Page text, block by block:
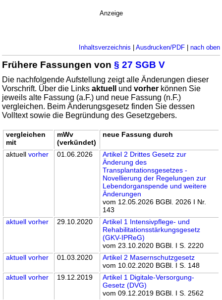
Anzeige
Inhaltsverzeichnis | Ausdrucken/PDF| nach oben
Frühere Fassungen von§ 27 SGB V
Die nachfolgende Aufstellung zeigt alle Änderungen dieser
Vorschrift. Über die Linksaktuell undvorher können Sie
jeweils alte Fassung (a.F.) und neue Fassung (n.F.)
vergleichen. Beim Änderungsgesetz finden Sie dessen
Volltext sowie die Begründung des Gesetzgebers.
vergleichen
mit
mWv
(verkündet)
neue Fassung durch
aktuellvorher 01.06.2026
Artikel 2 Drittes Gesetz zur
Änderung des
Transplantationsgesetzes -
Novellierung der Regelungen zur
Lebendorganspende und weitere
Änderungen
vom 12.05.2026 BGBl. 2026 I Nr.
143
aktuell vorher 29.10.2020
Artikel 1 Intensivpflege- und
Rehabilitationsstärkungsgesetz
(GKV-IPReG)
vom 23.10.2020 BGBl. I S. 2220
aktuell vorher 01.03.2020
Artikel 2 Masernschutzgesetz
vom 10.02.2020 BGBl. I S. 148
aktuell vorher 19.12.2019
Artikel 1 Digitale-Versorgung-
Gesetz (DVG)
vom 09.12.2019 BGBl. I S. 2562